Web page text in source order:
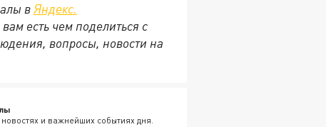
вЯндекс.
есть чем поделиться с
вопросы, новости на
и важнейших событиях дня.